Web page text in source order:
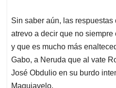
Sin saber aún, las respuestas
atrevo a decir que no siempre
y que es mucho más
Gabo, a Neruda que al vate
José Obdulio en su burdo
Maquiavelo.